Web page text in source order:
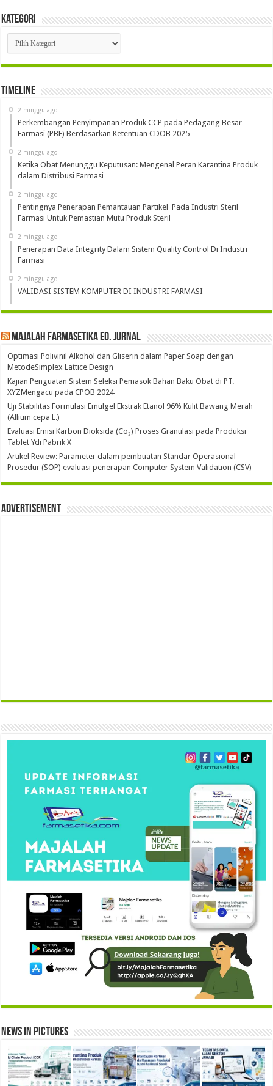
Kategori
Kategori
Timeline
2 minggu ago
Perkembangan Penyimpanan Produk CCP pada Pedagang Besar
Farmasi (PBF) Berdasarkan Ketentuan CDOB 2025
2 minggu ago
Ketika Obat Menunggu Keputusan: Mengenal Peran Karantina Produk
dalam Distribusi Farmasi
2 minggu ago
Pentingnya Penerapan Pemantauan Partikel Pada Industri Steril
Farmasi Untuk Pemastian Mutu Produk Steril
2 minggu ago
Penerapan Data Integrity Dalam Sistem Quality Control Di Industri
Farmasi
2 minggu ago
VALIDASI SISTEM KOMPUTER DI INDUSTRI FARMASI
Majalah Farmasetika Ed. Jurnal
Optimasi Polivinil Alkohol dan Gliserin dalam Paper Soap dengan
MetodeSimplex Lattice Design
Kajian Penguatan Sistem Seleksi Pemasok Bahan Baku Obat di PT.
XYZMengacu pada CPOB 2024
Uji Stabilitas Formulasi Emulgel Ekstrak Etanol 96% Kulit Bawang Merah
(Allium cepa L.)
Evaluasi Emisi Karbon Dioksida (Co₂) Proses Granulasi pada Produksi
Tablet Ydi Pabrik X
Artikel Review: Parameter dalam pembuatan Standar Operasional
Prosedur (SOP) evaluasi penerapan Computer System Validation (CSV)
Advertisement
News in Pictures